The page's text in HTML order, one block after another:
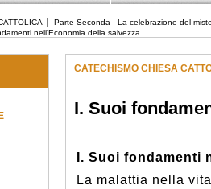
Parte Seconda - La celebrazione del
nell'Economia della salvezza
CATECHISMO CHIESA
I. Suoi
I. Suoi fondamenti
La malattia nella